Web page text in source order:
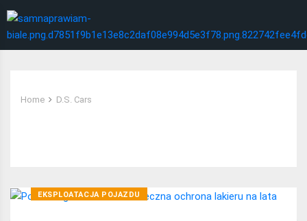
Home D.S. Cars
EKSPLOATACJA POJAZDU